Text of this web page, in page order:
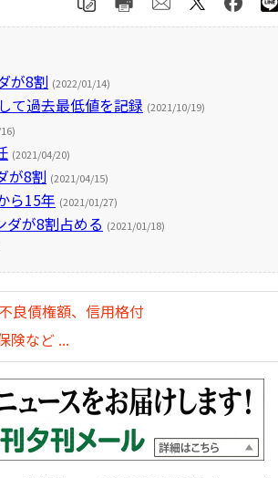
が8割 (2022/01/14)
て過去最低値を記録 (2021/10/19)
(2021/04/20)
が8割 (2021/04/15)
ら15年 (2021/01/27)
が8割占める (2021/01/18)
良債権額、信用格付
険など ...